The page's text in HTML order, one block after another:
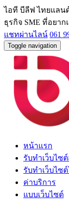
ไอที บีลีฟ ไทยแลน
ธุรกิจ SME ที่อยา
แชทผ่านไลน์ 061
Toggle navigation
หน้าแรก
รับทำเว็บไซ
รับทำเว็บไซ
ค่าบริการ
แบบเว็บไซต์